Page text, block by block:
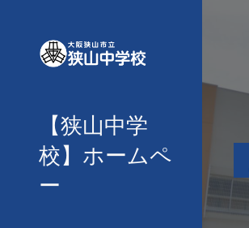
【狭山中学
校】ホームペ
ー